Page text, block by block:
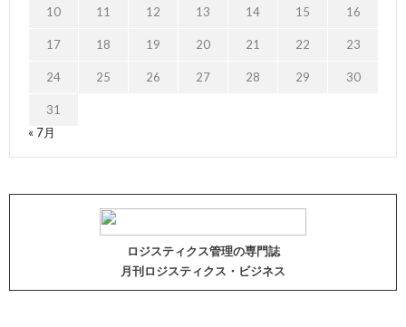
10 11 12 13 14 15 16
17 18 19 20 21 22 23
24 25 26 27 28 29 30
31
« 7月
ロジスティクス管理の専門誌
月刊ロジスティクス・ビジネス